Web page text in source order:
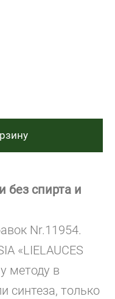
без спирта и
Nr.11954.
«LIELAUCES
методу в
синтеза, только